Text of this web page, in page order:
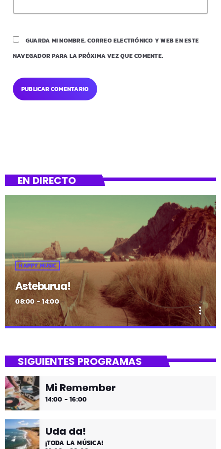
GUARDA MI NOMBRE, CORREO ELECTRÓNICO Y WEB EN ESTE
NAVEGADOR PARA LA PRÓXIMA VEZ QUE COMENTE.
EN DIRECTO
HAPPY MUSIC
Asteburua!
08:00 - 14:00
more_vert
¡Es fin de semana!
¡Música y más música los fines de semana!
SIGUIENTES PROGRAMAS
Mi Remember
14:00 - 16:00
Uda da!
¡TODA LA MÚSICA!